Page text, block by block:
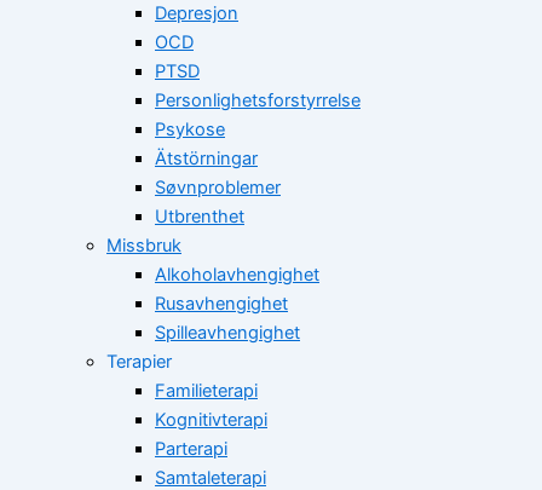
Depresjon
OCD
PTSD
Personlighetsforstyrrelse
Psykose
Ätstörningar
Søvnproblemer
Utbrenthet
Missbruk
Alkoholavhengighet
Rusavhengighet
Spilleavhengighet
Terapier
Familieterapi
Kognitivterapi
Parterapi
Samtaleterapi